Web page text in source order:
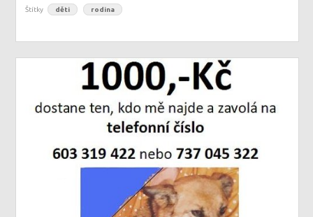
Štítky děti rodina